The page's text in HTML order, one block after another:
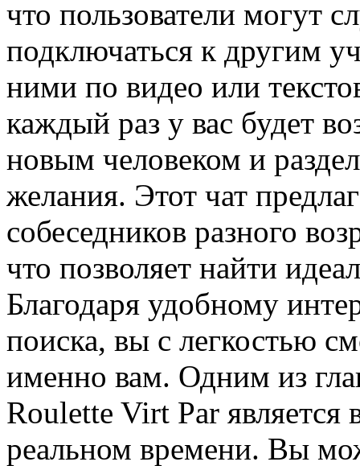
что пользователи могут
подключаться к другим
ними по видео или
каждый раз у вас будет
новым человеком и
желания. Этот чат
собеседников разного
что позволяет найти
Благодаря удобному
поиска, вы с легкостью
именно вам. Одним из
Roulette Virt Par
реальном времени. Вы